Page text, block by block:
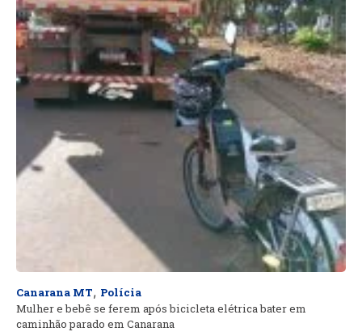
Canarana MT, Polícia
Mulher e bebê se ferem após bicicleta elétrica bater em
caminhão parado em Canarana